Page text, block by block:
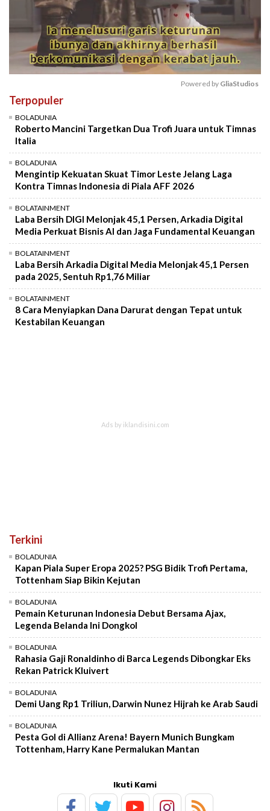
Powered by GliaStudios
Terpopuler
BOLADUNIA
Roberto Mancini Targetkan Dua Trofi Juara untuk Timnas
Italia
BOLADUNIA
Mengintip Kekuatan Skuat Timor Leste Jelang Laga
Kontra Timnas Indonesia di Piala AFF 2026
BOLATAINMENT
Laba Bersih DIGI Melonjak 45,1 Persen, Arkadia Digital
Media Perkuat Bisnis AI dan Jaga Fundamental Keuangan
BOLATAINMENT
Laba Bersih Arkadia Digital Media Melonjak 45,1 Persen
pada 2025, Sentuh Rp1,76 Miliar
BOLATAINMENT
8 Cara Menyiapkan Dana Darurat dengan Tepat untuk
Kestabilan Keuangan
Terkini
BOLADUNIA
Kapan Piala Super Eropa 2025? PSG Bidik Trofi Pertama,
Tottenham Siap Bikin Kejutan
BOLADUNIA
Pemain Keturunan Indonesia Debut Bersama Ajax,
Legenda Belanda Ini Dongkol
BOLADUNIA
Rahasia Gaji Ronaldinho di Barca Legends Dibongkar Eks
Rekan Patrick Kluivert
BOLADUNIA
Demi Uang Rp1 Triliun, Darwin Nunez Hijrah ke Arab Saudi
BOLADUNIA
Pesta Gol di Allianz Arena! Bayern Munich Bungkam
Tottenham, Harry Kane Permalukan Mantan
Ikuti Kami